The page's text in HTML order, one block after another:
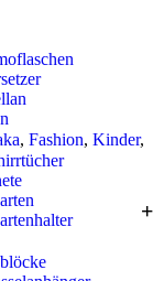
, Fashion, Kinder,